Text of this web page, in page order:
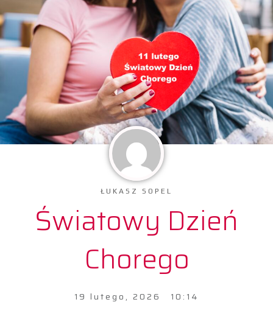
ŁUKASZ SOPEL
Światowy Dzień
Chorego
19 lutego, 2026 10:14